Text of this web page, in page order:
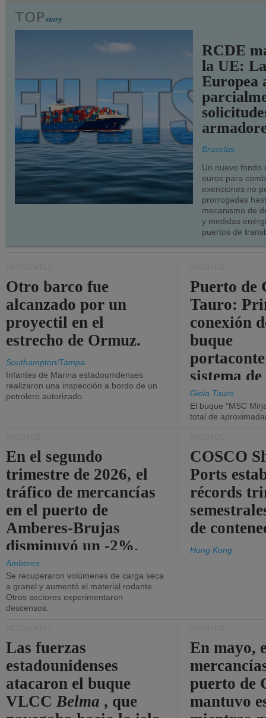
RCDE
la UE:
Europea
Bruselas
Un nuevo fondo
euros para
exenciones no
prorrogadas
mecanismo de
y medidas
puertos de
Otro barco fue
alcanzado por un
proyectil en el
estrecho de Ormuz.
Southampton/Tampa
Infantes de Marina estadounidenses
realizaron una inspección a bordo de un
petrolero autorizado.
Puerto de
Tauro:
conexión
buque
sistema
la red
Gioia Tauro
El buque "MSC
total de
En el segundo
trimestre de 2026, el
tráfico de mercancías
en el puerto de
Amberes-Brujas
disminuyó un -2%.
Amberes
Se recuperaron volúmenes de carga seca
a granel y aumentó el material rodante.
Otros sectores experimentaron
descensos.
COSCO
Ports
récords
de
Hong Kong
Las fuerzas
estadounidenses
atacaron el buque
VLCCBelma , que
En mayo,
puerto de
mantuvo